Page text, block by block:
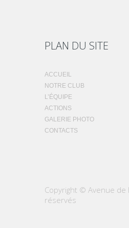
PLAN DU SITE
ACCUEIL
NOTRE CLUB
L’ÉQUIPE
ACTIONS
GALERIE PHOTO
CONTACTS
Copyright © Avenue de
réservés